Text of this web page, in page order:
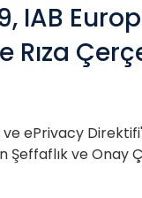
IAB
Rıza
ve ePrivacy
Şeffaflık ve Onay